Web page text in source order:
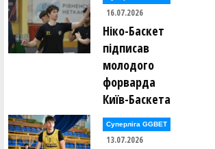
Леонід Стефанишин (SHTOPKE (Київ))
Павло Титаренко (РАЙФ (Київ))
Дмитро Фільченков (ШАМАНИ (Київ))
16.07.2026
Ніко-Баскет
підписав
молодого
форварда
Київ-Баскета
Суперліга GGBET
13.07.2026